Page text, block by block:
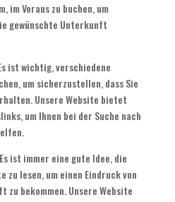
im Voraus zu buchen, um
gewünschte Unterkunft
ist wichtig, verschiedene
um sicherzustellen, dass Sie
Unsere Website bietet
um Ihnen bei der Suche nach
ist immer eine gute Idee, die
zu lesen, um einen Eindruck von
bekommen. Unsere Website